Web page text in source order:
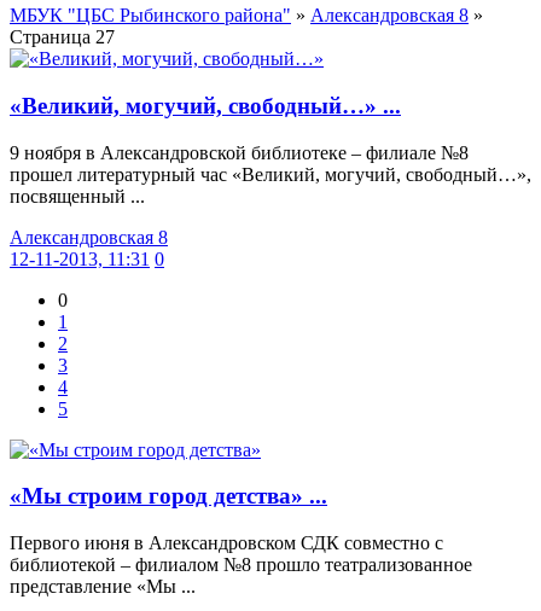
МБУК "ЦБС Рыбинского района" » Александровская 8 »
Страница 27
«Великий, могучий, свободный…» ...
9 ноября в Александровской библиотеке – филиале №8
прошел литературный час «Великий, могучий, свободный…»,
посвященный ...
Александровская 8
12-11-2013, 11:31 0
0
1
2
3
4
5
«Мы строим город детства» ...
Первого июня в Александровском СДК совместно с
библиотекой – филиалом №8 прошло театрализованное
представление «Мы ...